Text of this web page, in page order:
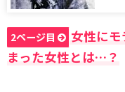
2ページ目
女性に
まった女性とは…？